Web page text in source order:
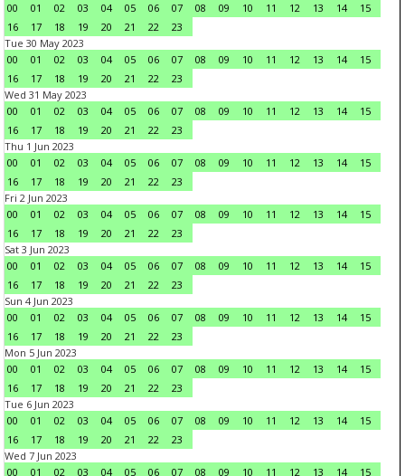
00
01 02 03 04 05 06 07 08 09 10 11 12 13 14
15
16
17 18 19 20 21 22
23
Tue 30 May 2023
00
01 02 03 04 05 06 07 08 09 10 11 12 13 14
15
16
17 18 19 20 21 22
23
Wed 31 May 2023
00
01 02 03 04 05 06 07 08 09 10 11 12 13 14
15
16
17 18 19 20 21 22
23
Thu 1 Jun 2023
00
01 02 03 04 05 06 07 08 09 10 11 12 13 14
15
16
17 18 19 20 21 22
23
Fri 2 Jun 2023
00
01 02 03 04 05 06 07 08 09 10 11 12 13 14
15
16
17 18 19 20 21 22
23
Sat 3 Jun 2023
00
01 02 03 04 05 06 07 08 09 10 11 12 13 14
15
16
17 18 19 20 21 22
23
Sun 4 Jun 2023
00
01 02 03 04 05 06 07 08 09 10 11 12 13 14
15
16
17 18 19 20 21 22
23
Mon 5 Jun 2023
00
01 02 03 04 05 06 07 08 09 10 11 12 13 14
15
16
17 18 19 20 21 22
23
Tue 6 Jun 2023
00
01 02 03 04 05 06 07 08 09 10 11 12 13 14
15
16
17 18 19 20 21 22
23
Wed 7 Jun 2023
00
01 02 03 04 05 06 07 08 09 10 11 12 13 14
15